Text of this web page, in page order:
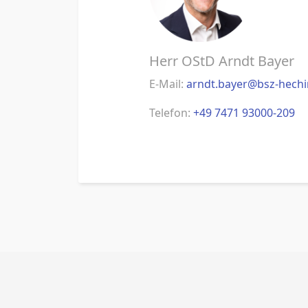
Herr OStD Arndt Bayer
E-Mail: arndt.bayer@bsz-
Telefon: +49 7471 93000-209